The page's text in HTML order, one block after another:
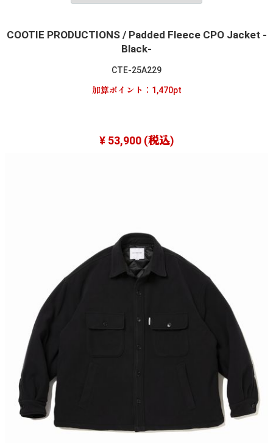
COOTIE PRODUCTIONS / Padded Fleece CPO Jacket -
Black-
CTE-25A229
加算ポイント： 1,470pt
¥ 53,900(税込)